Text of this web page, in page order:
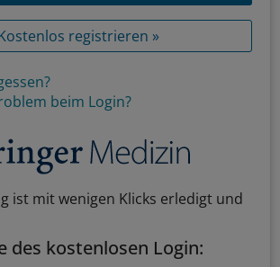
registrieren »
beim Login?
ist mit wenigen Klicks erledigt und
des kostenlosen Login: